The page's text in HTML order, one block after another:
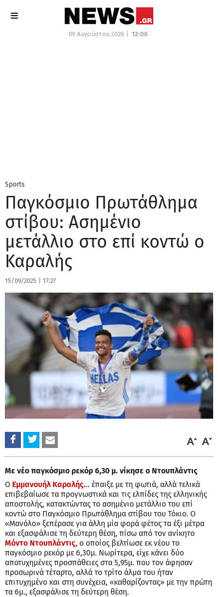
09 Αυγούστου 2026 | 12:00
Sports
Παγκόσμιο Πρωτάθλημα
στίβου: Ασημένιο
μετάλλιο στο επί κοντώ ο
Καραλής
15/09/2025 17:27
Με νέο παγκόσμιο ρεκόρ 6,30 μ. νίκησε ο Ντουπλάντις
Ο Εμμανουήλ Καραλής... έπαιξε με τη φωτιά, αλλά τελικά
επιβεβαίωσε τα προγνωστικά και τις ελπίδες της ελληνικής
αποστολής, κατακτώντας το ασημένιο μετάλλιο του επί
κοντώ στο Παγκόσμιο Πρωτάθλημα στίβου του Τόκιο. Ο
«Μανόλο» ξεπέρασε για άλλη μία φορά φέτος τα έξι μέτρα
και εξασφάλισε τη δεύτερη θέση, πίσω από τον ανίκητο
Μόντο Ντουπλάντις, ο οποίος βελτίωσε εκ νέου το
παγκόσμιο ρεκόρ με 6,30μ. Νωρίτερα, είχε κάνει δύο
αποτυχημένες προσπάθειες στα 5,95μ. που τον άφησαν
προσωρινά τέταρτο, αλλά το τρίτο άλμα του ήταν
επιτυχημένο και στη συνέχεια, «καθαρίζοντας» με την πρώτη
τα 6μ., εξασφάλισε τη δεύτερη θέση.